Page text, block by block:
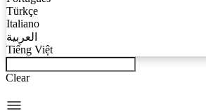
Türkçe
Italiano
العربية
Tiếng Việt
Clear